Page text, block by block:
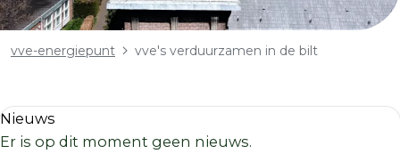
Kruimelpad
vve-energiepunt vve's verduurzamen in de bilt
Nieuws
Er is op dit moment geen nieuws.